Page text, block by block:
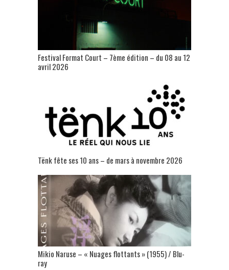
Festival Format Court – 7ème édition – du 08 au 12
avril 2026
Tënk fête ses 10 ans – de mars à novembre 2026
Mikio Naruse – « Nuages flottants » (1955) / Blu-
ray